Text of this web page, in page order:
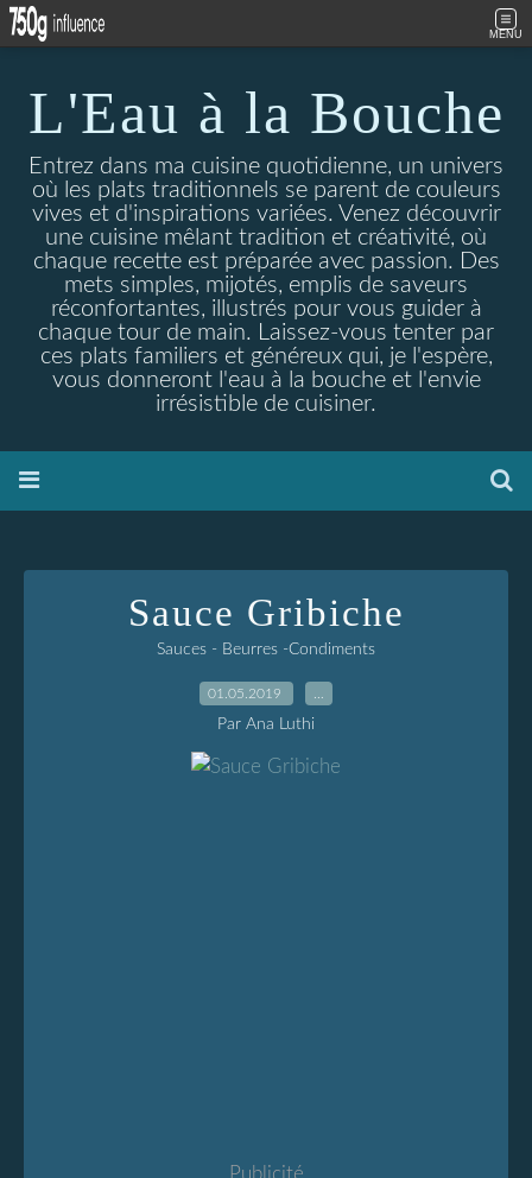
MENU
L'Eau à la Bouche
Entrez dans ma cuisine quotidienne, un univers
où les plats traditionnels se parent de couleurs
vives et d'inspirations variées. Venez découvrir
une cuisine mêlant tradition et créativité, où
chaque recette est préparée avec passion. Des
mets simples, mijotés, emplis de saveurs
réconfortantes, illustrés pour vous guider à
chaque tour de main. Laissez-vous tenter par
ces plats familiers et généreux qui, je l'espère,
vous donneront l'eau à la bouche et l'envie
irrésistible de cuisiner.
Sauce Gribiche
Sauces - Beurres -Condiments
01.05.2019
Par Ana Luthi
Publicité